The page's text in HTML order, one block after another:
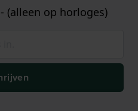
(alleen op horloges)